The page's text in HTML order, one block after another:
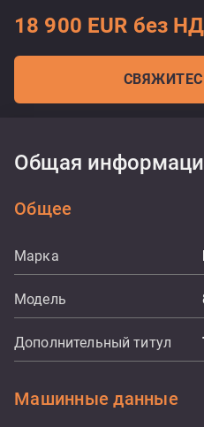
18 900 EUR без
Общая
Общее
Марка
Модель
Дополнительный титул
Машинные данные